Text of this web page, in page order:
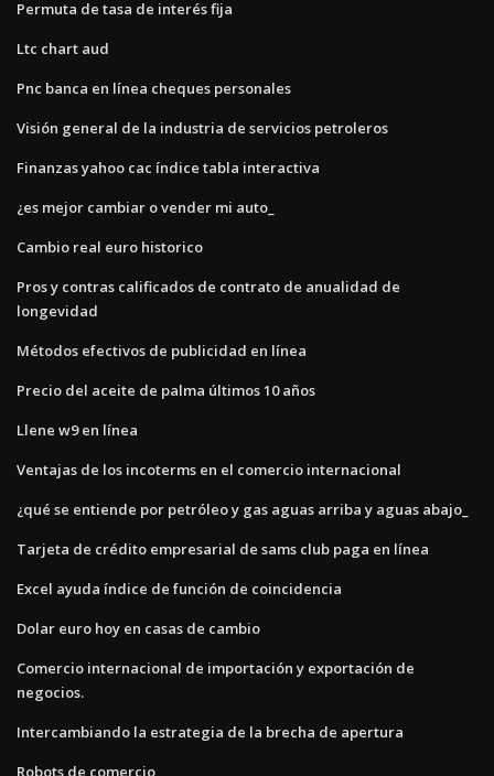
Permuta de tasa de interés fija
Ltc chart aud
Pnc banca en línea cheques personales
Visión general de la industria de servicios petroleros
Finanzas yahoo cac índice tabla interactiva
¿es mejor cambiar o vender mi auto_
Cambio real euro historico
Pros y contras calificados de contrato de anualidad de
longevidad
Métodos efectivos de publicidad en línea
Precio del aceite de palma últimos 10 años
Llene w9 en línea
Ventajas de los incoterms en el comercio internacional
¿qué se entiende por petróleo y gas aguas arriba y aguas abajo_
Tarjeta de crédito empresarial de sams club paga en línea
Excel ayuda índice de función de coincidencia
Dolar euro hoy en casas de cambio
Comercio internacional de importación y exportación de
negocios.
Intercambiando la estrategia de la brecha de apertura
Robots de comercio